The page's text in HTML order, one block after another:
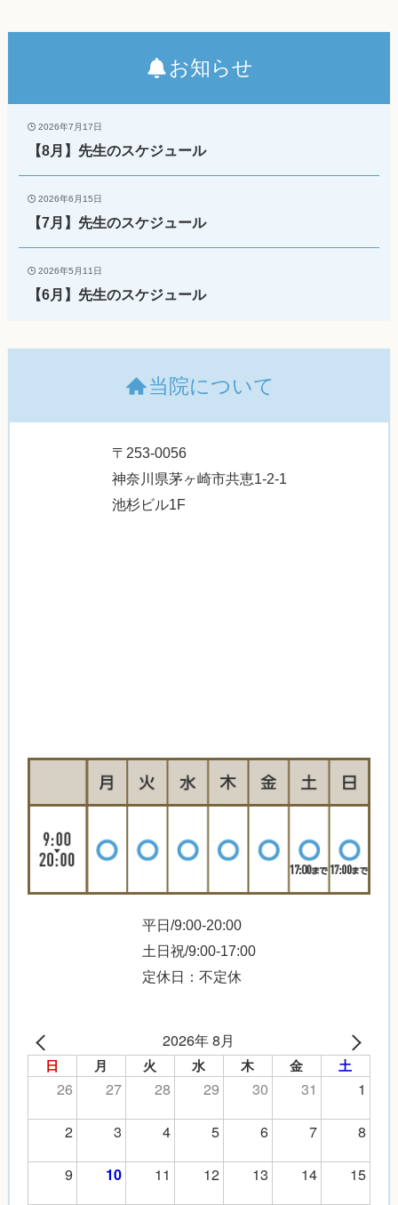
お知らせ
2026年7月17日
【8月】先生のスケジュール
2026年6月15日
【7月】先生のスケジュール
2026年5月11日
【6月】先生のスケジュール
当院について
〒253-0056
神奈川県茅ヶ崎市共恵1-2-1
池杉ビル1F
平日/9:00-20:00
土日祝/9:00-17:00
定休日：不定休
2026年 8月
日 月 火 水 木 金 土
26 27 28 29 30 31
1
2
3 4 5 6 7
8
9
10 11 12 13 14
15